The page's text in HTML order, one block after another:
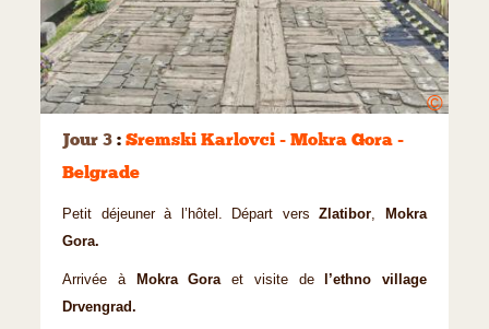
©
Jour 3 : Sremski Karlovci - Mokra Gora -
Belgrade
Petit déjeuner à l’hôtel. Départ versZlatibor,
Mokra
Gora.
Arrivée à Mokra Goraet visite del’ethno village
Drvengrad.